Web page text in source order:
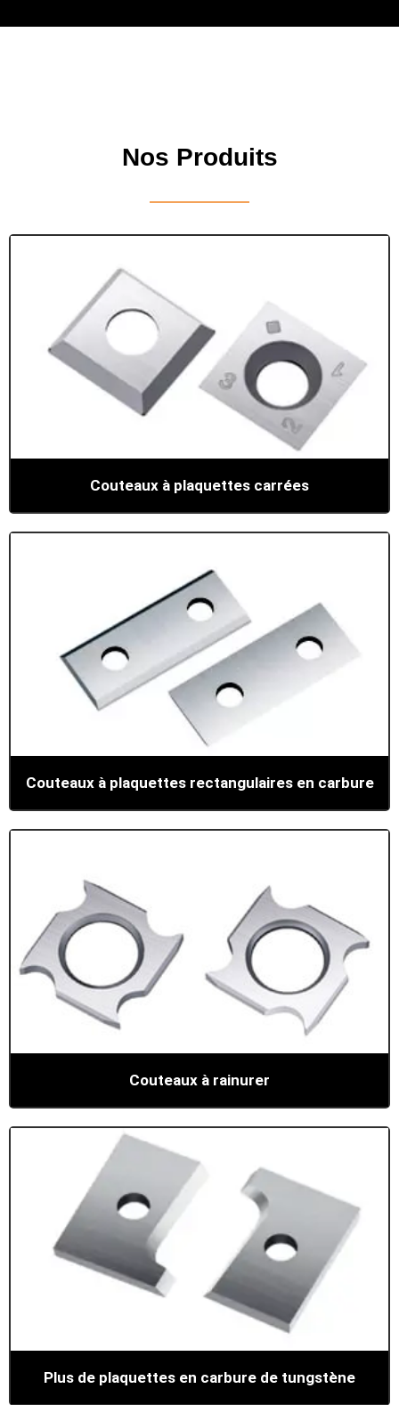
Nos Produits
Couteaux à plaquettes carrées
Couteaux à plaquettes rectangulaires en carbure
Couteaux à rainurer
Plus de plaquettes en carbure de tungstène